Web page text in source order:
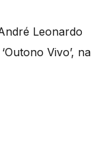
Leonardo
Vivo’, na